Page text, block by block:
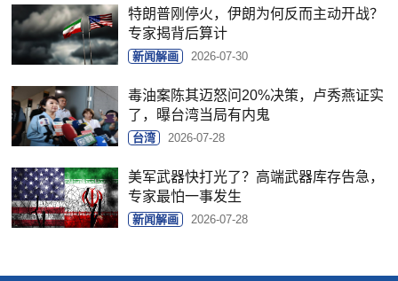
特朗普刚停火，伊朗为何反而主动开战？
专家揭背后算计
新闻解画 2026-07-30
毒油案陈其迈怒问20%决策，卢秀燕证实
了，曝台湾当局有内鬼
台湾 2026-07-28
美军武器快打光了？高端武器库存告急，
专家最怕一事发生
新闻解画 2026-07-28